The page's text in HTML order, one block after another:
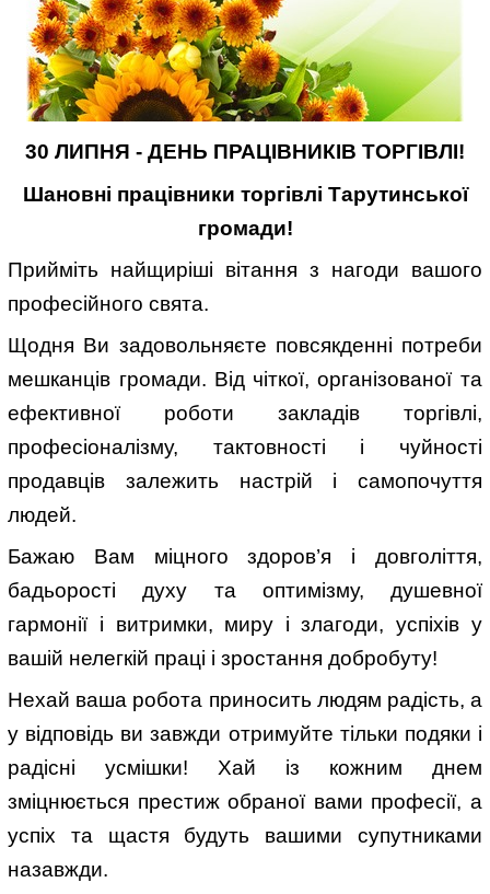
30 ЛИПНЯ - ДЕНЬ ПРАЦІВНИКІВ ТОРГІВЛІ!
Шановні працівники торгівлі Тарутинської
громади!
Прийміть найщиріші вітання з нагоди вашого
професійного свята.
Щодня Ви задовольняєте повсякденні потреби
мешканців громади. Від чіткої, організованої та
ефективної роботи закладів торгівлі,
професіоналізму, тактовності і чуйності
продавців залежить настрій і самопочуття
людей.
Бажаю Вам міцного здоров’я і довголіття,
бадьорості духу та оптимізму, душевної
гармонії і витримки, миру і злагоди, успіхів у
вашій нелегкій праці і зростання добробуту!
Нехай ваша робота приносить людям радість, а
у відповідь ви завжди отримуйте тільки подяки і
радісні усмішки! Хай із кожним днем
зміцнюється престиж обраної вами професії, а
успіх та щастя будуть вашими супутниками
назавжди.